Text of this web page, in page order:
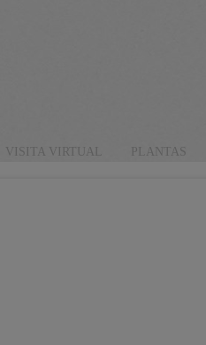
VISITA VIRTUAL PLANTAS